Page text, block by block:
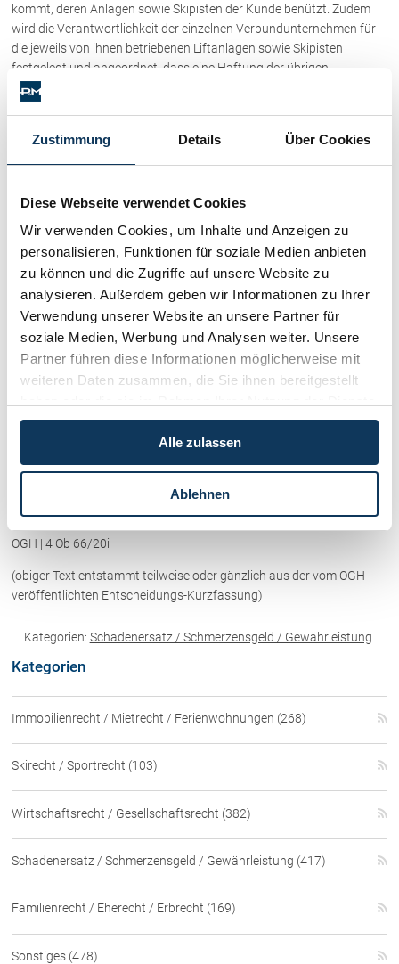
Zustimmung Details Über Cookies
Diese Webseite verwendet Cookies
Wir verwenden Cookies, um Inhalte und Anzeigen zu
personalisieren, Funktionen für soziale Medien anbieten
zu können und die Zugriffe auf unsere Website zu
analysieren. Außerdem geben wir Informationen zu Ihrer
Verwendung unserer Website an unsere Partner für
soziale Medien, Werbung und Analysen weiter. Unsere
Partner führen diese Informationen möglicherweise mit
weiteren Daten zusammen, die Sie ihnen bereitgestellt
gesammelt haben.
Alle zulassen
Ablehnen
kommt, deren Anlagen sowie Skipisten der Kunde benützt. Zudem
wird die Verantwortlichkeit der einzelnen Verbundunternehmen für
die jeweils von ihnen betriebenen Liftanlagen sowie Skipisten
festgelegt und angeordnet, dass eine Haftung der übrigen
Liftgesellschaften nicht besteht. Damit wurde der Kläger schon bei
Vertragsabschluss darauf hingewiesen, dass die angebotenen
werden und eine direkte Vertragsbeziehung zum handelnden
Unternehmen nur für dessen eigene Anlagen zustande kommt,
Vertreter handelt. Der Kläger wusste damit, dass kein einheitliches
Vertragsverhältnis besteht, sondern dieses auf mehrere konkret
genannte Gesellschaften als Vertragspartner aufgespalten war.
Damit wurde das Vertretungsverhältnis der Beklagten für die
anderen Mitglieder von Ski Arlberg rechtzeitig und ausreichend
offengelegt.
Der Umstand, dass sich die Zuständigkeit der einzelnen
Verbundunternehmen für die jeweiligen Lifte und Skipisten aus
einem internen Zonenplan ergibt, ist für die dargelegte Aufspaltung
ist und es für die Durchsetzung der Ansprüche ausreicht, dass die
konkrete Zuständigkeit über entsprechende Nachfrage des Kunden
bekanntgegeben wird. Dass der Kläger eine solche Anfrage an die
Beklagte gestellt hätte, wurde nicht festgestellt.
OGH | 4 Ob 66/20i
(obiger Text entstammt teilweise oder gänzlich aus der vom OGH
veröffentlichten Entscheidungs-Kurzfassung)
Kategorien: Schadenersatz / Schmerzensgeld / Gewährleistung
Kategorien
Immobilienrecht / Mietrecht / Ferienwohnungen (268)
Skirecht / Sportrecht (103)
Wirtschaftsrecht / Gesellschaftsrecht (382)
Schadenersatz / Schmerzensgeld / Gewährleistung (417)
Familienrecht / Eherecht / Erbrecht (169)
Sonstiges (478)